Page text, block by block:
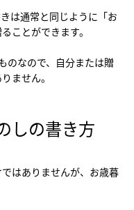
は通常と同じように「お
ことができます。
のなので、自分または贈
ません。
しの書き方
はありませんが、お歳暮